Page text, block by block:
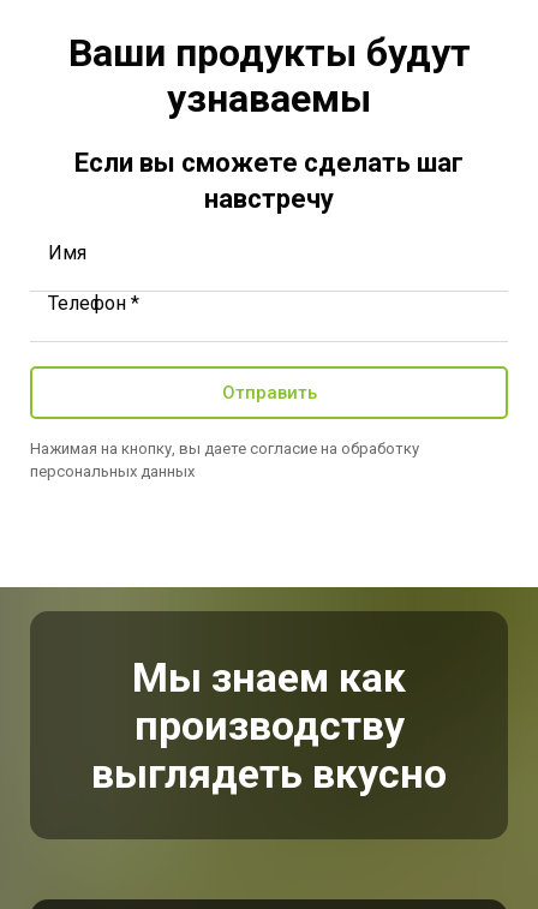
Ваши продукты будут
узнаваемы
Если вы сможете сделать шаг
навстречу
Имя
Телефон *
Отправить
Нажимая на кнопку, вы даете согласие на обработку
персональных данных
Мы знаем как
производству
выглядеть вкусно